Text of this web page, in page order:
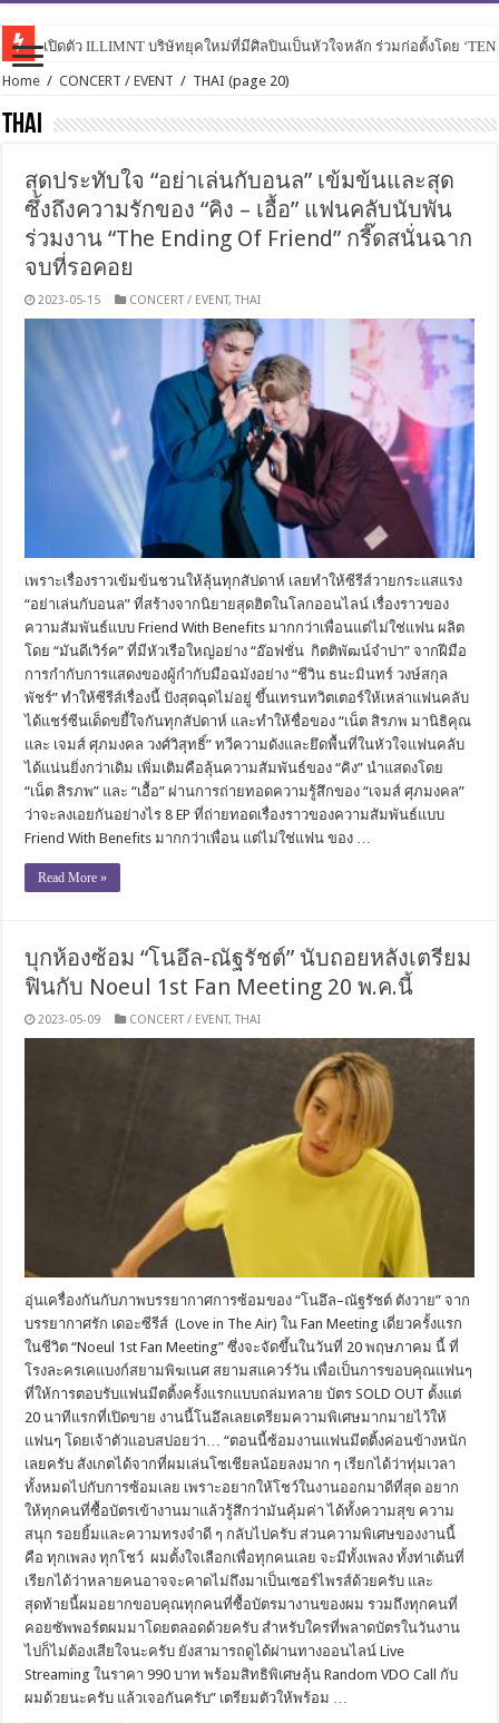
เปิดตัว ILLIMNT บริษัทยุคใหม่ที่มีศิลปินเป็นหัวใจหลัก ร่วมก่อตั้งโดย
Home / CONCERT / EVENT / THAI (page 20)
THAI
สุดประทับใจ “อย่าเล่นกับอนล” เข้มข้นและสุด
ซึ้งถึงความรักของ “คิง – เอื้อ” แฟนคลับนับพัน
ร่วมงาน “The Ending Of Friend” กรี๊ดสนั่นฉาก
จบที่รอคอย
2023-05-15 CONCERT / EVENT,THAI
เพราะเรื่องราวเข้มข้นชวนให้ลุ้นทุกสัปดาห์ เลยทำให้ซีรีส์วายกระแสแรง
“อย่าเล่นกับอนล” ที่สร้างจากนิยายสุดฮิตในโลกออนไลน์ เรื่องราวของ
ความสัมพันธ์แบบ Friend With Benefits มากกว่าเพื่อนแต่ไม่ใช่แฟน ผลิต
โดย “มันดีเวิร์ค” ที่มีหัวเรือใหญ่อย่าง “อ๊อฟชั่น กิตติพัฒน์จำปา” จากฝีมือ
การกำกับการแสดงของผู้กำกับมือฉมังอย่าง “ชีวิน ธนะมินทร์ วงษ์สกุล
พัชร์” ทำให้ซีรีส์เรื่องนี้ ปังสุดฉุดไม่อยู่ ขึ้นเทรนทวิตเตอร์ให้เหล่าแฟนคลับ
ได้แชร์ซีนเด็ดขยี้ใจกันทุกสัปดาห์ และทำให้ชื่อของ “เน็ต สิรภพ มานิธิคุณ
และ เจมส์ ศุภมงคล วงศ์วิสุทธิ์” ทวีความดังและยึดพื้นที่ในหัวใจแฟนคลับ
ได้แน่นยิ่งกว่าเดิม เพิ่มเติมคือลุ้นความสัมพันธ์ของ “คิง” นำแสดงโดย
“เน็ต สิรภพ” และ “เอื้อ” ผ่านการถ่ายทอดความรู้สึกของ “เจมส์ ศุภมงคล”
ว่าจะลงเอยกันอย่างไร 8 EP ที่ถ่ายทอดเรื่องราวของความสัมพันธ์แบบ
Friend With Benefits มากกว่าเพื่อน แต่ไม่ใช่แฟน ของ …
Read More »
บุกห้องซ้อม “โนอึล-ณัฐรัชต์” นับถอยหลังเตรียม
ฟินกับ Noeul 1st Fan Meeting 20 พ.ค.นี้
2023-05-09 CONCERT / EVENT,THAI
อุ่นเครื่องกันกับภาพบรรยากาศการซ้อมของ “โนอึล–ณัฐรัชต์ ตังวาย” จาก
บรรยากาศรัก เดอะซีรีส์ (Love in The Air) ใน Fan Meeting เดี่ยวครั้งแรก
ในชีวิต “Noeul 1st Fan Meeting” ซึ่งจะจัดขึ้นในวันที่ 20 พฤษภาคม นี้ ที่
โรงละครเคแบงก์สยามพิฆเนศ สยามสแควร์วัน เพื่อเป็นการขอบคุณแฟนๆ
ที่ให้การตอบรับแฟนมีตติ้งครั้งแรกแบบถล่มทลาย บัตร SOLD OUT ตั้งแต่
20 นาทีแรกที่เปิดขาย งานนี้โนอึลเลยเตรียมความพิเศษมากมายไว้ให้
แฟนๆ โดยเจ้าตัวแอบสปอยว่า… “ตอนนี้ซ้อมงานแฟนมีตติ้งค่อนข้างหนัก
เลยครับ สังเกตได้จากที่ผมเล่นโซเชียลน้อยลงมาก ๆ เรียกได้ว่าทุ่มเวลา
ทั้งหมดไปกับการซ้อมเลย เพราะอยากให้โชว์ในงานออกมาดีที่สุด อยาก
ให้ทุกคนที่ซื้อบัตรเข้างานมาแล้วรู้สึกว่ามันคุ้มค่า ได้ทั้งความสุข ความ
สนุก รอยยิ้มและความทรงจำดี ๆ กลับไปครับ ส่วนความพิเศษของงานนี้
คือ ทุกเพลง ทุกโชว์ ผมตั้งใจเลือกเพื่อทุกคนเลย จะมีทั้งเพลง ทั้งท่าเต้นที่
เรียกได้ว่าหลายคนอาจจะคาดไม่ถึงมาเป็นเซอร์ไพรส์ด้วยครับ และ
สุดท้ายนี้ผมอยากขอบคุณทุกคนที่ซื้อบัตรมางานของผม รวมถึงทุกคนที่
คอยซัพพอร์ตผมมาโดยตลอดด้วยครับ สำหรับใครที่พลาดบัตรในวันงาน
ไปก็ไม่ต้องเสียใจนะครับ ยังสามารถดูได้ผ่านทางออนไลน์ Live
Streaming ในราคา 990 บาท พร้อมสิทธิพิเศษลุ้น Random VDO Call กับ
ผมด้วยนะครับ แล้วเจอกันครับ” เตรียมตัวให้พร้อม …